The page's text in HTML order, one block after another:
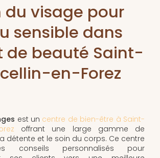
du visage pour
sensible dans
de beauté Saint-
en-Forez
est un centre de bien-être à Saint-
offrant une large gamme de
détente et le soin du corps. Ce centre
conseils personnalisés pour